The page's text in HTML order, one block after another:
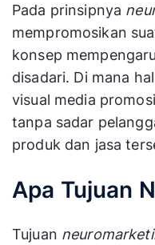
Pada prinsipnya
mempromosikan
konsep
disadari. Di mana
visual media
tanpa sadar
produk dan jasa
Apa Tujuan
Tujuan